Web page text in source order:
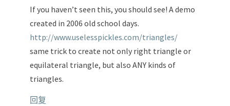
If you haven’t seen this, you should see! A demo
created in 2006 old school days.
http://www.uselesspickles.com/triangles/
same trick to create not only right triangle or
equilateral triangle, but also ANY kinds of
triangles.
回复